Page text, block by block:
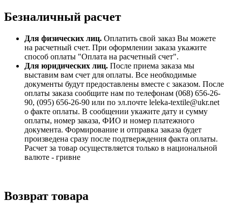
Безналичный расчет
Для физических лиц. Оплатить свой заказ Вы можете
на расчетный счет. При оформлении заказа укажите
способ оплаты "Оплата на расчетный счет".
Для юридических лиц. После приема заказа мы
выставим вам счет для оплаты. Все необходимые
документы будут предоставлены вместе с заказом. После
оплаты заказа сообщите нам по телефонам (068) 656-26-
90, (095) 656-26-90 или по эл.почте leleka-textile@ukr.net
о факте оплаты. В сообщении укажите дату и сумму
оплаты, номер заказа, ФИО и номер платежного
документа. Формирование и отправка заказа будет
произведена сразу после подтверждения факта оплаты.
Расчет за товар осуществляется только в национальной
валюте - гривне
Возврат товара